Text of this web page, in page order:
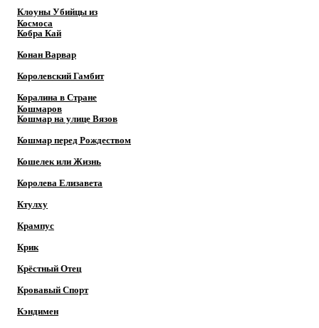
Клоуны Убийцы из
Космоса
Кобра Кай
Конан Варвар
Королевский Гамбит
Коралина в Стране
Кошмаров
Кошмар на улице Вязов
Кошмар перед Рождеством
Кошелек или Жизнь
Королева Елизавета
Ктулху
Крампус
Крик
Крёстный Отец
Кровавый Спорт
Кэндимен